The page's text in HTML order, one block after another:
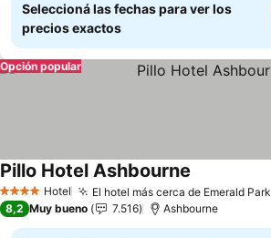
Seleccioná las fechas para ver los
precios exactos
Opción popular
4 EstrellasHotel El hotel más cerca de Emerald Park
Pillo Hotel Ashbourne
8,2 Muy bueno 7.516 Ashbourne